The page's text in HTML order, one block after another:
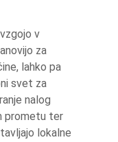
v
za
lahko pa
svet za
nalog
prometu ter
lokalne